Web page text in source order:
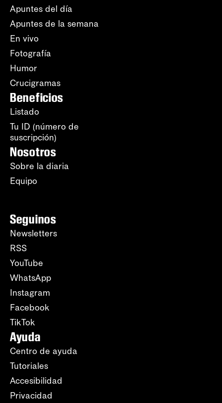
Apuntes del día
Apuntes de la semana
En vivo
Fotografía
Humor
Crucigramas
Beneficios
Listado
Tu ID (número de
suscripción)
Nosotros
Sobre la diaria
Equipo
Seguinos
Newsletters
RSS
YouTube
WhatsApp
Instagram
Facebook
TikTok
Ayuda
Centro de ayuda
Tutoriales
Accesibilidad
Privacidad